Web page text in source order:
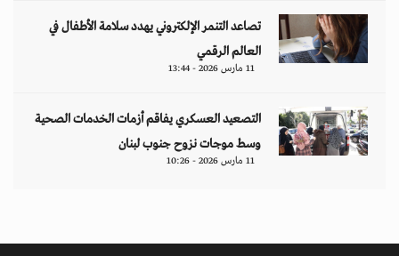
تصاعد التنمر الإلكتروني يهدد سلامة الأطفال في
العالم الرقمي
11 مارس 2026 - 13:44
التصعيد العسكري يفاقم أزمات الخدمات الصحية
وسط موجات نزوح جنوب لبنان
11 مارس 2026 - 10:26